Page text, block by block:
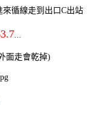
循線走到出口C出站
面走會乾掉)